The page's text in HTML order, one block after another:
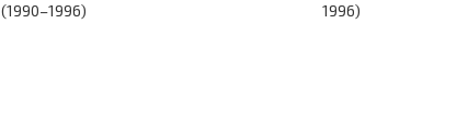
(1990–1996)
1996)